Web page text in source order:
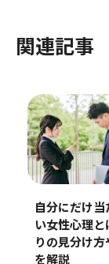
関連記事
自分にだけ当
い女性心理と
りの見分け方
を解説